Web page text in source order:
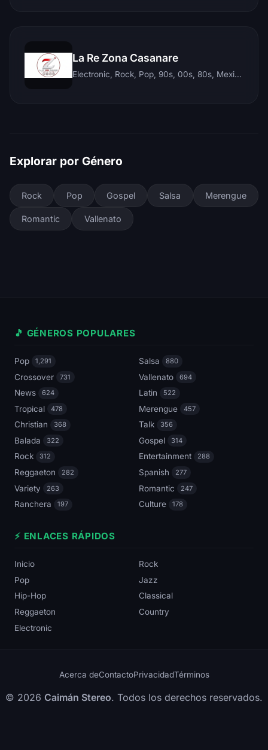
La Re Zona Casanare
Electronic, Rock, Pop, 90s, 00s, 80s, Mexican, Ranchera, Reggaeton, Instrumental, Salsa, Merengue, Tropical, Romantic, Vallenato, Llanera
Explorar por Género
Rock Pop Gospel Salsa Merengue
Romantic Vallenato
🎵 GÉNEROS POPULARES
Pop 1,291 Salsa 880
Crossover 731 Vallenato 694
News 624 Latin 522
Tropical 478 Merengue 457
Christian 368 Talk 356
Balada 322 Gospel 314
Rock 312 Entertainment 288
Reggaeton 282 Spanish 277
Variety 263 Romantic 247
Ranchera 197 Culture 178
⚡ ENLACES RÁPIDOS
Inicio
Rock
Pop
Jazz
Hip-Hop
Classical
Reggaeton
Country
Electronic
Acerca deContactoPrivacidadTérminos
© 2026 Caimán Stereo. Todos los derechos reservados.